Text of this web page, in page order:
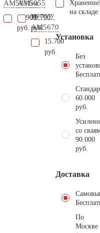
AM5831
13.900
руб.
AM5955
70.700
руб.
на
могилу
AM5670
15.700
руб.
Хранение
на складе
Установка
Без
60.000
руб.
со
90.000
руб.
Доставка
По
Москве